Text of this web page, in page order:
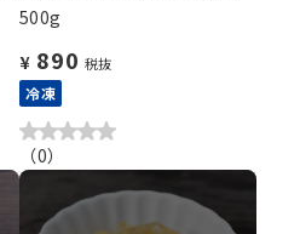
500g
¥ 890 税抜
冷凍
（0）